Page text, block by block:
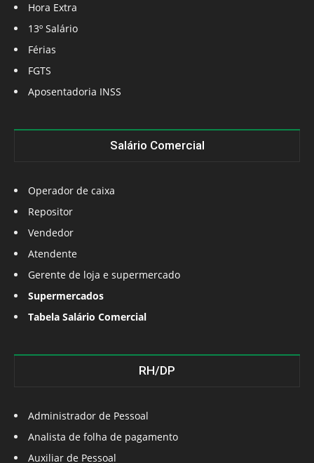
Hora Extra
13º Salário
Férias
FGTS
Aposentadoria INSS
Salário Comercial
Operador de caixa
Repositor
Vendedor
Atendente
Gerente de loja e supermercado
Supermercados
Tabela Salário Comercial
RH/DP
Administrador de Pessoal
Analista de folha de pagamento
Auxiliar de Pessoal